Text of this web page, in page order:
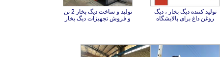
تولید کننده دیگ بخار ، دیگ
روغن داغ برای پالایشگاه
تولید و ساخت دیگ بخار 2 تن
و فروش تجهیزات دیگ بخار